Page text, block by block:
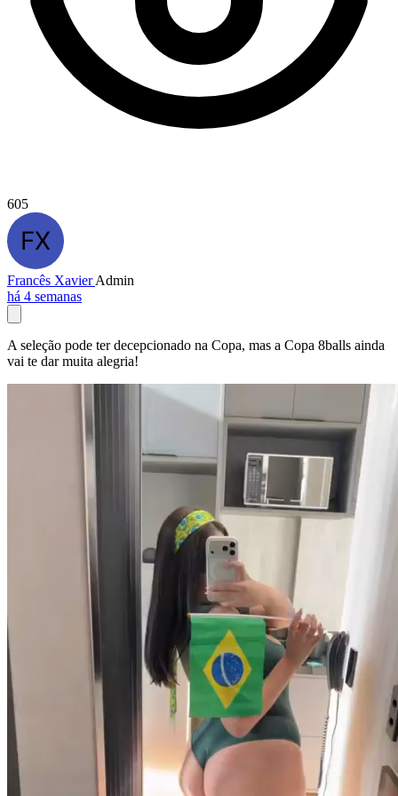
605
Francês XavierAdmin
há 4 semanas
A seleção pode ter decepcionado na Copa, mas a Copa 8balls ainda
vai te dar muita alegria!